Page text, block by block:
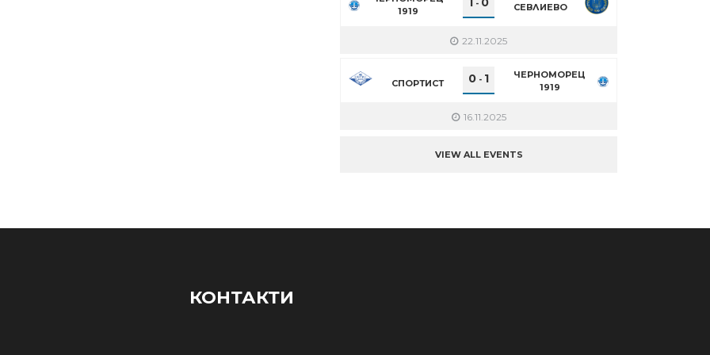
1919
- СЕВЛИЕВО
22.11.2025
СПОРТИСТ 0 - 1
ЧЕРНОМОРЕЦ
1919
16.11.2025
VIEW ALL EVENTS
КОНТАКТИ